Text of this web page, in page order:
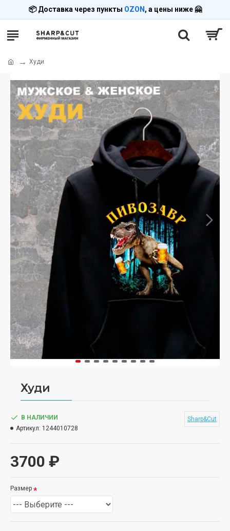
📦 Доставка через пункты OZON , а цены ниже 🤗
Худи
Худи
3700 ₽
В НАЛИЧИИ
Артикул: 1244010728
Sharp&Cut
Размер